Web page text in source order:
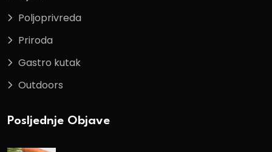
Poljoprivreda
Priroda
Gastro kutak
Outdoors
Posljednje Objave